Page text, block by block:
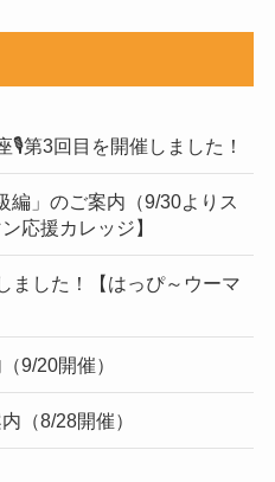
🎙第3回目を開催しました！
編」のご案内（9/30よりス
応援カレッジ】
ました！【はっぴ～ウーマ
9/20開催）
（8/28開催）